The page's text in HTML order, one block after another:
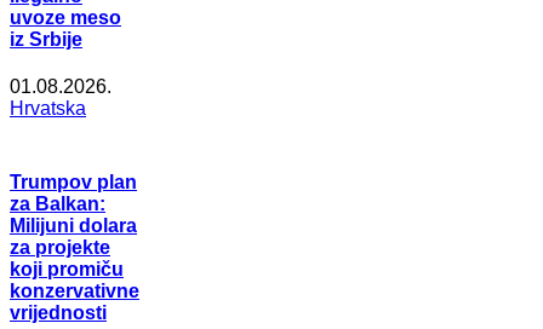
uvoze meso
iz Srbije
01.08.2026.
Hrvatska
Trumpov plan
za Balkan:
Milijuni dolara
za projekte
koji promiču
konzervativne
vrijednosti